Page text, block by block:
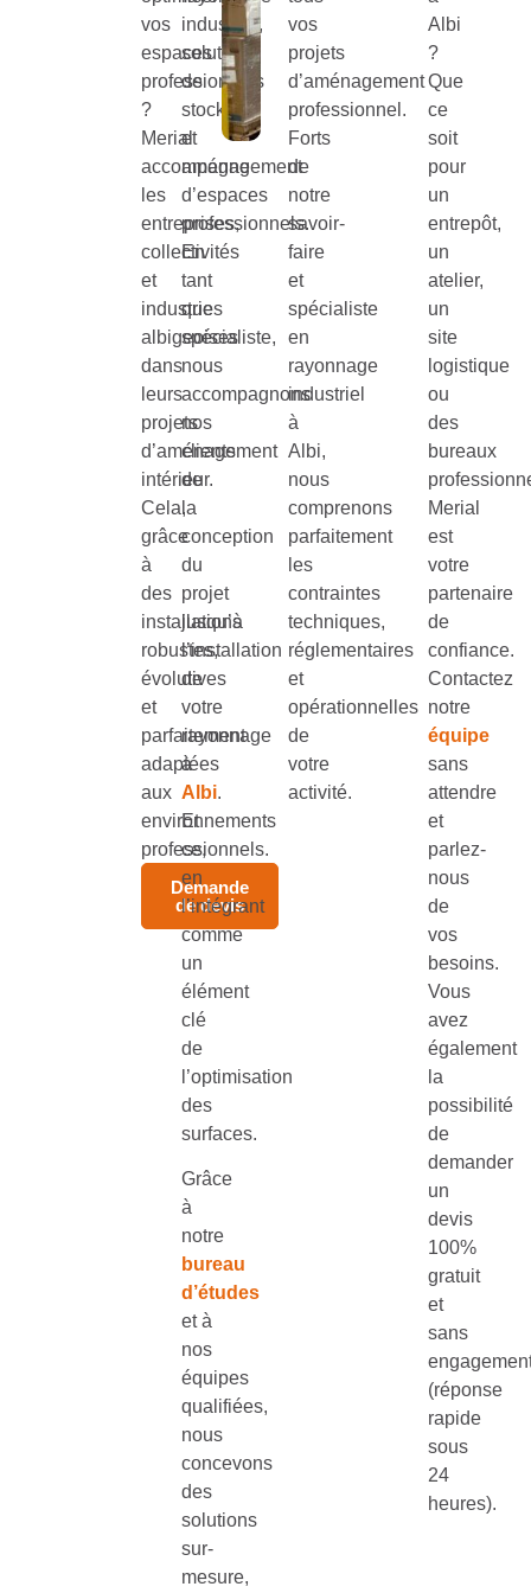
vos
espaces
professionnels
?
Merial
accompagne
les
entreprises,
collectivités
et
industries
albigeoises
dans
leurs
projets
d’aménagement
intérieur.
Cela,
grâce
à
des
installations
robustes,
évolutives
et
parfaitement
adaptées
aux
environnements
professionnels.
Demande
de devis
industriel,
solutions
de
stockage
et
aménagement
d’espaces
professionnels.
En
tant
que
spécialiste,
nous
accompagnons
nos
clients
de
la
conception
du
projet
jusqu’à
l’installation
de
votre
rayonnage
à
Albi.
Et
ce,
en
l’intégrant
comme
un
élément
clé
de
l’optimisation
des
surfaces.
Grâce
à
notre
bureau
d’études
et à
nos
équipes
qualifiées,
nous
concevons
des
solutions
sur-
mesure,
vos
projets
d’aménagement
professionnel.
Forts
de
notre
savoir-
faire
et
spécialiste
en
rayonnage
industriel
à
Albi,
nous
comprenons
parfaitement
les
contraintes
techniques,
réglementaires
et
opérationnelles
de
votre
activité.
Albi
?
Que
ce
soit
pour
un
entrepôt,
un
atelier,
un
site
logistique
ou
des
bureaux
Merial
est
votre
partenaire
de
confiance.
Contactez
notre
équipe
sans
attendre
et
parlez-
nous
de
vos
besoins.
Vous
avez
également
la
possibilité
de
demander
un
devis
100%
gratuit
et
sans
(réponse
rapide
sous
24
heures).